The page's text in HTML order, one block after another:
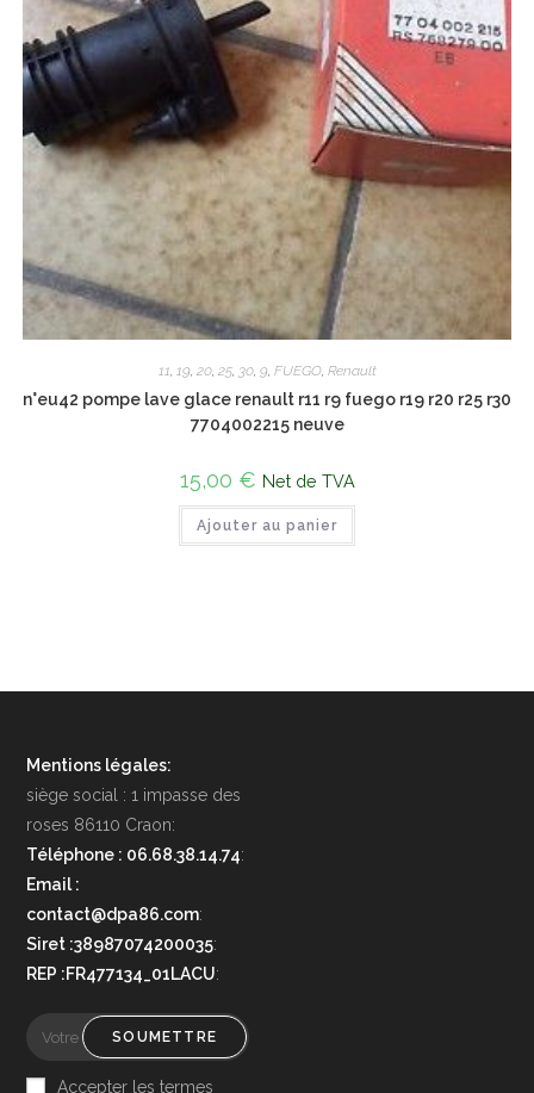
11, 19, 20, 25, 30, 9, FUEGO, Renault
n°eu42 pompe lave glace renault r11 r9 fuego r19 r20 r25 r30
7704002215 neuve
15,00 € Net de TVA
Ajouter au panier
Mentions légales:
siège social : 1 impasse des
roses 86110 Craon:
Téléphone : 06.68.38.14.74:
Email :
contact@dpa86.com:
Siret :38987074200035:
REP :FR477134_01LACU:
SOUMETTRE
Accepter les termes